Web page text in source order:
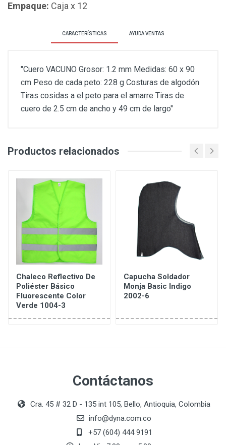
Empaque: Caja x 12
CARACTERÍSTICAS AYUDA VENTAS
"Cuero VACUNO Grosor: 1.2 mm Medidas: 60 x 90
cm Peso de cada peto: 228 g Costuras de algodón
Tiras cosidas a el peto para el amarre Tiras de
cuero de 2.5 cm de ancho y 49 cm de largo"
Productos relacionados
Chaleco Reflectivo De
Poliéster Básico
Fluorescente Color
Verde 1004-3
Capucha Soldador
Monja Basic Indigo
2002-6
Contáctanos
Cra. 45 # 32 D - 135 int 105, Bello, Antioquia, Colombia
info@dyna.com.co
+57 (604) 444 9191